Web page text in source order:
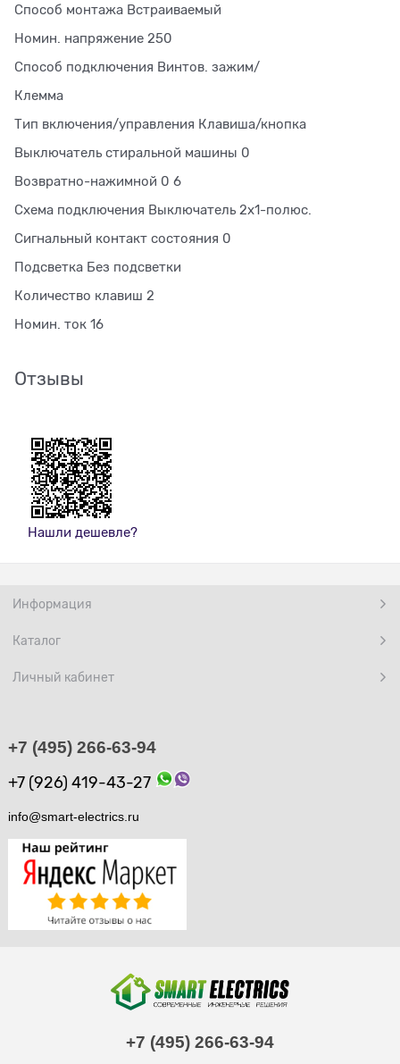
Способ монтажа Встраиваемый
Номин. напряжение 250
Способ подключения Винтов. зажим/
Клемма
Тип включения/управления Клавиша/кнопка
Выключатель стиральной машины 0
Возвратно-нажимной 0 6
Схема подключения Выключатель 2х1-полюс.
Сигнальный контакт состояния 0
Подсветка Без подсветки
Количество клавиш 2
Номин. ток 16
Отзывы
Нашли дешевле?
Информация
Каталог
Личный кабинет
+7 (495) 266-63-94
+7 (926) 419-43-27
info@smart-electrics.ru
+7 (495) 266-63-94